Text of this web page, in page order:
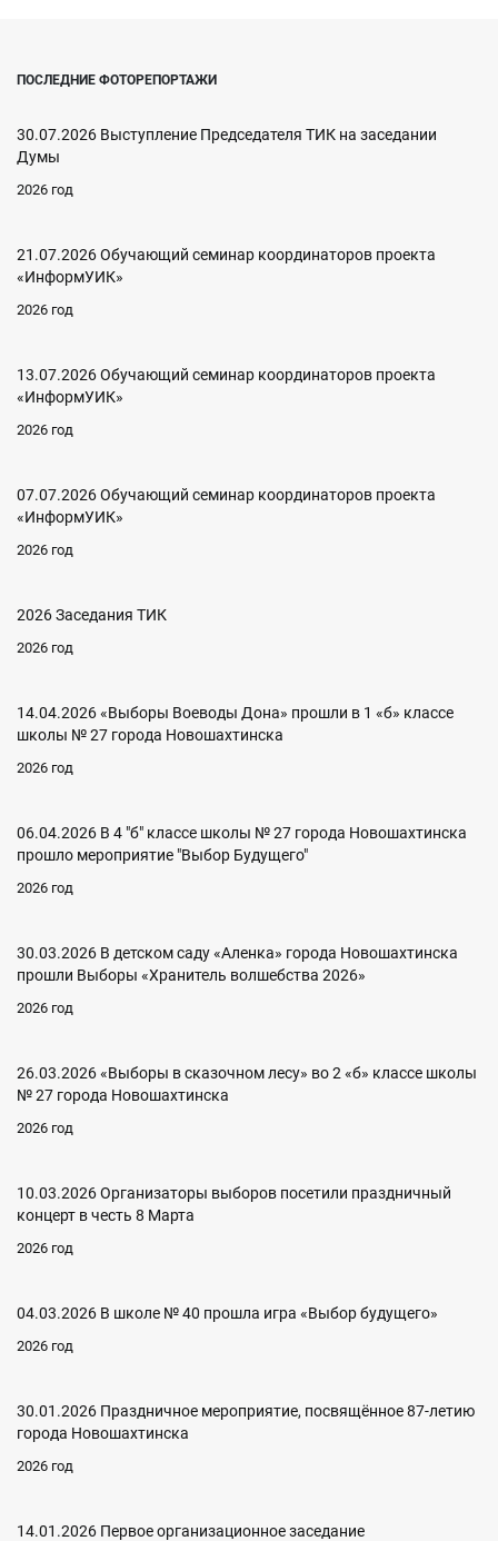
ПОСЛЕДНИЕ ФОТОРЕПОРТАЖИ
30.07.2026 Выступление Председателя ТИК на заседании
Думы
2026 год
21.07.2026 Обучающий семинар координаторов проекта
«ИнформУИК»
2026 год
13.07.2026 Обучающий семинар координаторов проекта
«ИнформУИК»
2026 год
07.07.2026 Обучающий семинар координаторов проекта
«ИнформУИК»
2026 год
2026 Заседания ТИК
2026 год
14.04.2026 «Выборы Воеводы Дона» прошли в 1 «б» классе
школы № 27 города Новошахтинска
2026 год
06.04.2026 В 4 "б" классе школы № 27 города Новошахтинска
прошло мероприятие "Выбор Будущего"
2026 год
30.03.2026 В детском саду «Аленка» города Новошахтинска
прошли Выборы «Хранитель волшебства 2026»
2026 год
26.03.2026 «Выборы в сказочном лесу» во 2 «б» классе школы
№ 27 города Новошахтинска
2026 год
10.03.2026 Организаторы выборов посетили праздничный
концерт в честь 8 Марта
2026 год
04.03.2026 В школе № 40 прошла игра «Выбор будущего»
2026 год
30.01.2026 Праздничное мероприятие, посвящённое 87-летию
города Новошахтинска
2026 год
14.01.2026 Первое организационное заседание